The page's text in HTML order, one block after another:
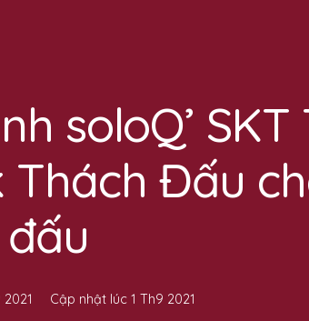
soloQ’
Thách Đấu
2021 Cập nhật lúc1 Th9 2021